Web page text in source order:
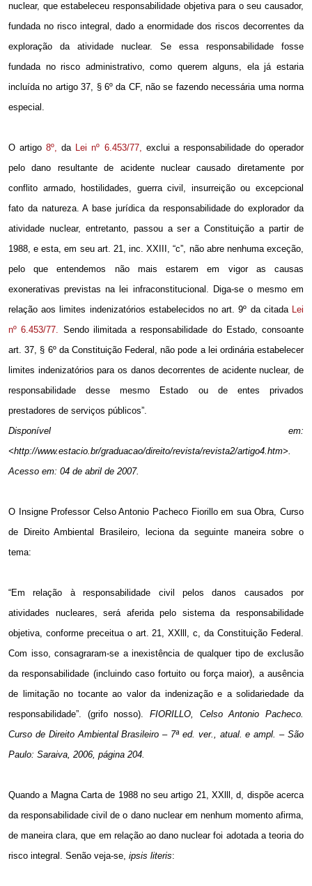
nuclear, que estabeleceu responsabilidade objetiva para o seu causador,
fundada no risco integral, dado a enormidade dos riscos decorrentes da
exploração da atividade nuclear. Se essa responsabilidade fosse
fundada no risco administrativo, como querem alguns, ela já estaria
incluída no artigo 37, § 6º da CF, não se fazendo necessária uma norma
especial.
O artigo8º, da Lei nº 6.453/77, exclui a responsabilidade do operador
pelo dano resultante de acidente nuclear causado diretamente por
conflito armado, hostilidades, guerra civil, insurreição ou excepcional
fato da natureza. A base jurídica da responsabilidade do explorador da
atividade nuclear, entretanto, passou a ser a Constituição a partir de
1988, e esta, em seu art. 21, inc. XXIII, “c”, não abre nenhuma exceção,
pelo que entendemos não mais estarem em vigor as causas
exonerativas previstas na lei infraconstitucional. Diga-se o mesmo em
relação aos limites indenizatórios estabelecidos no art. 9º da citada Lei
nº 6.453/77. Sendo ilimitada a responsabilidade do Estado, consoante
art. 37, § 6º da Constituição Federal, não pode a lei ordinária estabelecer
limites indenizatórios para os danos decorrentes de acidente nuclear, de
responsabilidade desse mesmo Estado ou de entes privados
prestadores de serviços públicos”.
Disponível em:
<http://www.estacio.br/graduacao/direito/revista/revista2/artigo4.htm>.
Acesso em: 04 de abril de 2007.
O Insigne Professor Celso Antonio Pacheco Fiorillo em sua Obra, Curso
de Direito Ambiental Brasileiro, leciona da seguinte maneira sobre o
tema:
“Em relação à responsabilidade civil pelos danos causados por
atividades nucleares, será aferida pelo sistema da responsabilidade
objetiva, conforme preceitua o art. 21, XXlll, c, da Constituição Federal.
Com isso, consagraram-se a inexistência de qualquer tipo de exclusão
da responsabilidade (incluindo caso fortuito ou força maior), a ausência
de limitação no tocante ao valor da indenização e a solidariedade da
responsabilidade”. (grifo nosso). FIORILLO, Celso Antonio Pacheco.
Curso de Direito Ambiental Brasileiro – 7ª ed. ver., atual. e ampl. – São
Paulo: Saraiva, 2006, página 204.
Quando a Magna Carta de 1988 no seu artigo 21, XXlll, d, dispõe acerca
da responsabilidade civil de o dano nuclear em nenhum momento afirma,
de maneira clara, que em relação ao dano nuclear foi adotada a teoria do
risco integral. Senão veja-se, ipsis literis: